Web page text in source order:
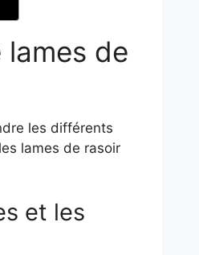
de
les différents
lames de rasoir
et les